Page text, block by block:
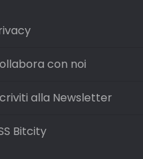
con noi
alla Newsletter
Bitcity